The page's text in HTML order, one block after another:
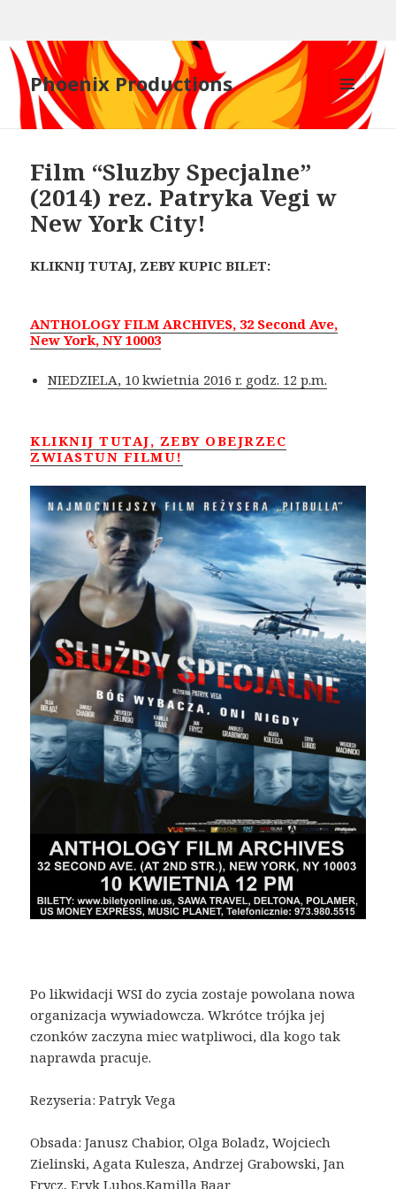
Phoenix Productions
MENU
AND
Film “Sluzby Specjalne”
(2014) rez. Patryka Vegi w
New York City!
KLIKNIJ TUTAJ, ZEBY KUPIC BILET:
ANTHOLOGY FILM ARCHIVES, 32 Second Ave,
New York, NY 10003
NIEDZIELA, 10 kwietnia 2016 r. godz. 12 p.m.
KLIKNIJ TUTAJ, ZEBY OBEJRZEC
ZWIASTUN FILMU!
Po likwidacji WSI do zycia zostaje powolana nowa
organizacja wywiadowcza. Wkrótce trójka jej
czonków zaczyna miec watpliwoci, dla kogo tak
naprawda pracuje.
Rezyseria: Patryk Vega
Obsada: Janusz Chabior, Olga Boladz, Wojciech
Zielinski, Agata Kulesza, Andrzej Grabowski, Jan
Frycz, Eryk Lubos,Kamilla Baar